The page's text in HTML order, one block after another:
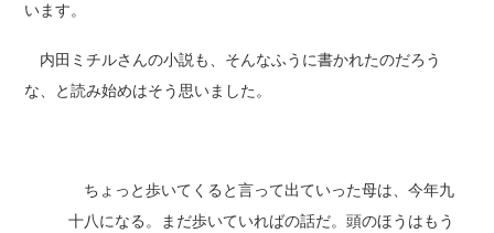
います。
内田ミチルさんの小説も、そんなふうに書かれたのだろう
な、と読み始めはそう思いました。
ちょっと歩いてくると言って出ていった母は、今年九
十八になる。まだ歩いていればの話だ。頭のほうはもう